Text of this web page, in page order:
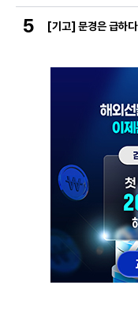
5 [기고] 문경은 급하다